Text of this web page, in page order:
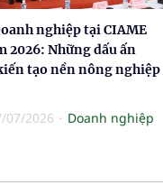
nghiệp tại CIAME
2026: Những dấu ấn
tạo nền nông nghiệp
07/2026 Doanh nghiệp